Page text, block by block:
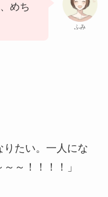
ふみ
めち
りたい。一人にな
～！！！！」